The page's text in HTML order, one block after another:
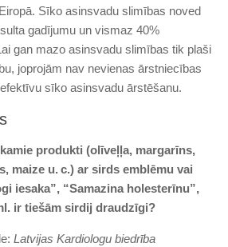
Sīko asinsvadu slimības noved
gadījumu un vismaz 40%
gan mazo asinsvadu slimības tik plaši
joprojām nav nevienas ārstniecības
sīko asinsvadu ārstēšanu.
produkti (olīveļļa, margarīns,
maize u. c.) ar sirds emblēmu vai
iesaka”, “Samazina holesterīnu”,
ir tiešām sirdij draudzīgi?
Latvijas Kardiologu biedrība